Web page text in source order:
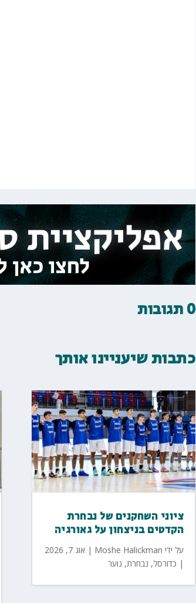
0 תגובות
כתבות שיעניינו אותך
ציוני השחקנים של נבחרת
הקדטים בניצחון על גאורגיה
על ידי Moshe Halickman
| אוג 7, 2026
| כדורסל, נבחרת, נוער